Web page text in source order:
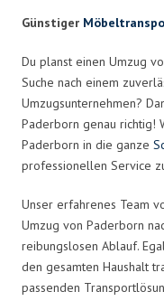
Günstiger
Du planst einen Umzug
Suche nach einem
Umzugsunternehmen?
Paderborn genau richtig!
Paderborn in die ganze
professionellen Service
Unser erfahrenes Team
Umzug von Paderborn
reibungslosen Ablauf.
den gesamten Haushalt
passenden